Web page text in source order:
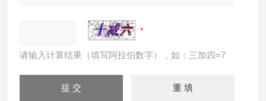
请输入计算结果（填写阿拉伯数字），如：三加四=7